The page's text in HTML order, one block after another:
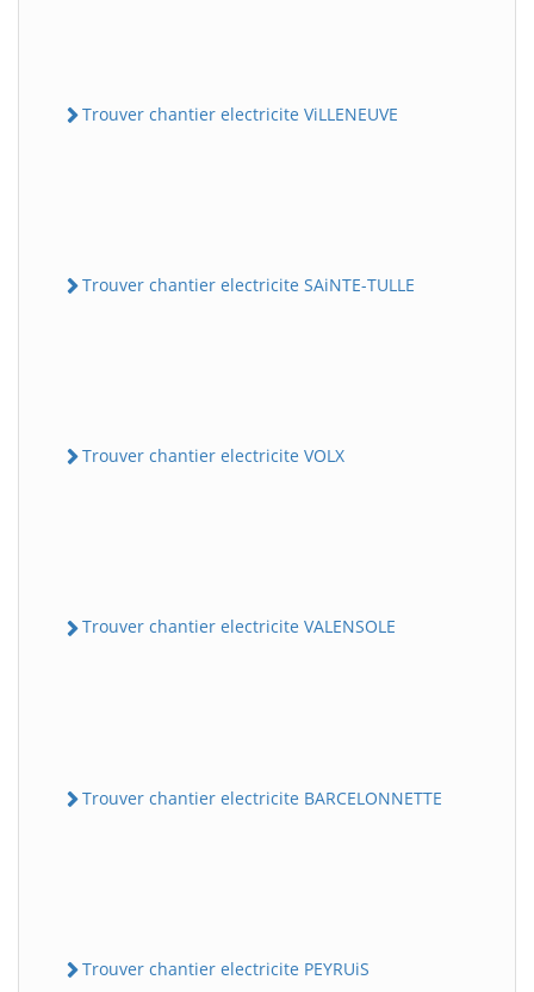
Trouver chantier electricite ViLLENEUVE
Trouver chantier electricite SAiNTE-TULLE
Trouver chantier electricite VOLX
Trouver chantier electricite VALENSOLE
Trouver chantier electricite BARCELONNETTE
Trouver chantier electricite PEYRUiS